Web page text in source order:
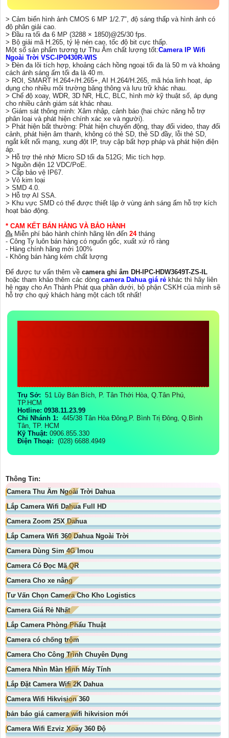
> Cảm biến hình ảnh CMOS 6 MP 1/2.7", độ sáng thấp và hình ảnh có
độ phân giải cao.
> Đầu ra tối đa 6 MP (3288 × 1850)@25/30 fps.
> Bộ giải mã H.265, tỷ lệ nén cao, tốc độ bit cực thấp.
Một số sản phẩm tương tự Thu Âm chất lượng tốt:Camera IP Wifi
Ngoài Trời VSC-IP0430R-WIS
> Đèn đa lõi tích hợp, khoảng cách hồng ngoại tối đa là 50 m và khoảng
cách ánh sáng ấm tối đa là 40 m.
> ROI, SMART H.264+/H.265+, AI H.264/H.265, mã hóa linh hoạt, áp
dụng cho nhiều môi trường băng thông và lưu trữ khác nhau.
> Chế độ xoay, WDR, 3D NR, HLC, BLC, hình mờ kỹ thuật số, áp dụng
cho nhiều cảnh giám sát khác nhau.
> Giám sát thông minh: Xâm nhập, cảnh báo (hai chức năng hỗ trợ
phân loại và phát hiện chính xác xe và người).
> Phát hiện bất thường: Phát hiện chuyển động, thay đổi video, thay đổi
cảnh, phát hiện âm thanh, không có thẻ SD, thẻ SD đầy, lỗi thẻ SD,
ngắt kết nối mạng, xung đột IP, truy cập bất hợp pháp và phát hiện điện
áp.
> Hỗ trợ thẻ nhớ Micro SD tối đa 512G; Mic tích hợp.
> Nguồn điện 12 VDC/PoE.
> Cấp bảo vệ IP67.
> Vỏ kim loại
> SMD 4.0.
> Hỗ trợ AI SSA.
> Khu vực SMD có thể được thiết lập ở vùng ánh sáng ấm hỗ trợ kích
hoạt báo động.
* CAM KẾT BÁN HÀNG VÀ BẢO HÀNH
💁 Miễn phí bảo hành chính hãng lên đến 24tháng
- Công Ty luôn bán hàng có nguốn gốc, xuất xứ rõ ràng
- Hàng chính hãng mới 100%
- Không bán hàng kém chất lượng
Để được tư vấn thêm về camera ghi âm DH-IPC-HDW3649T-ZS-IL
hoặc tham khảo thêm các dòng camera Dahua giá rẻ khác thì hãy liên
hệ ngay cho An Thành Phát qua phần dưới, bộ phận CSKH của mình sẽ
hỗ trợ cho quý khách hàng một cách tốt nhất!
Trụ Sở: 51 Lũy Bán Bích, P. Tân Thới Hòa, Q.Tân Phú,
TP.HCM
Hotline: 0938.11.23.99
Chi Nhánh 1: 445/38 Tân Hòa Đông,P. Bình Trị Đông, Q.Bình
Tân, TP. HCM
Kỹ Thuật: 0906.855.330
Điện Thoại: (028) 6688.4949
Thông Tin:
Camera Thu Âm Ngoài Trời Dahua
Lắp Camera Wifi Dahua Full HD
Camera Zoom 25X Dahua
Lắp Camera Wifi 360 Dahua Ngoài Trời
Camera Dùng Sim 4G Imou
Camera Có Đọc Mã QR
Camera Cho xe nâng
Tư Vấn Chọn Camera Cho Kho Logistics
Camera Giá Rẻ Nhất
Lắp Camera Phòng Phẩu Thuật
Camera có chống trộm
Camera Cho Công Trình Chuyên Dụng
Camera Nhìn Màn Hình Máy Tính
Lắp Đặt Camera Wifi 2K Dahua
Camera Wifi Hikvision 360
bản báo giá camera wifi hikvision mới
Camera Wifi Ezviz Xoay 360 Độ